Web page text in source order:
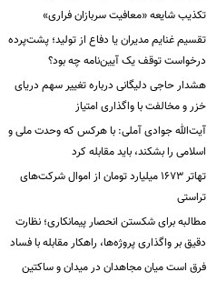
تکذیب شایعه «معافیت سربازان فراری»
تقسیم غنایم مدیران یا دفاع از تولید؛ پشت‌پرده
درخواست توقف یک آیین‌نامه چه بود؟
هشدار حاجی دلیگانی درباره تغییر سهم دریای
خزر و مخالفت با واگذاری امتیاز
آیت‌الله جوادی آملی: با هرکس که وحدت ملی و
اسلامی را بشکند، باید مقابله کرد
تهاتر ۱۶۷۳ میلیارد تومان از اموال شرکت‌های
تراستی
مطالبه برای شکستن انحصار پیمانکاری؛ نظارت
دقیق بر واگذاری پروژه‌ها، راهکار مقابله با فساد
فرق است میان مجاهدان در میدان و ساکتین